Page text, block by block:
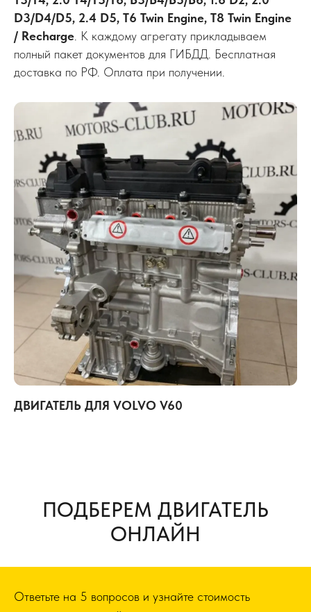
D3/D4/D5, 2.4 D5, T6 Twin Engine, T8 Twin Engine
/ Recharge . К каждому агрегату прикладываем
полный пакет документов для ГИБДД. Бесплатная
доставка по РФ. Оплата при получении.
ДВИГАТЕЛЬ ДЛЯ VOLVO V60
ПОДБЕРЕМ ДВИГАТЕЛЬ
ОНЛАЙН
Ответьте на 5 вопросов и узнайте стоимость